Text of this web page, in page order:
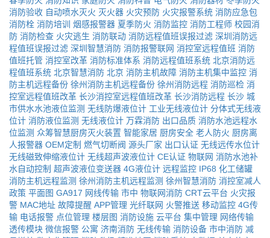
消防验收 自动喷水灭火 灭火器 火灾预防 火灾报警系统 消防应急包
消防栓 消防培训 烟感报警器 夏季防火 消防监控 消防工程师 校园消
防 消防检查 火灾逃生 消防联动 消防远程值班误报过滤 深圳消防远
程值班误报过滤 深圳智慧消防 消防报警联网 消控室远程值班 消防
值班托管 消控室改革 消防标准体系 消防远程值班系统 北京消防远
程值班系统 北京智慧消防 北京 消防主机故障 消防主机集中监控 消
防主机远程备份 徐州消防主机远程备份 徐州消防远程 消防巡检 消
控室远程值班改革 长沙消控室远程值班改革 长沙消防远程 长沙 城
市供水水池液位监测 无线防爆液位计 工业无线液位计 分体式无线液
位计 消防液位监测 无线液位计 万霖消防 出口品质 消防水池远程水
位监测 众筹智慧厨房灭火装置 智能家居 厨房安全 老人防火 厨房离
人报警器 OEM定制 燃气切断阀 源头厂家 出口认证 无线远传水位计
无线磁致伸缩液位计 无线超声波液位计 CE认证 物联网 消防水池补
水自动控制 超声波液位变送器 4G液位计 远程监控 IP68 化工储罐
消防主机远程监测 徐州消防主机远程监测 徐州智慧消防 消控室减人
政策 平面图 GA917 网线传输 市中 物联网消防 CRT云平台 火灾报
警 MAC地址 故障提醒 APP管理 光纤联网 火警推送 移动监控 4G传
输 电话报警 点位管理 楼层图 消防设施 云平台 集中管理 网络传输
透传模块 微信报警 公寓 济南消防 无线传输 消防设备 市中消防 减